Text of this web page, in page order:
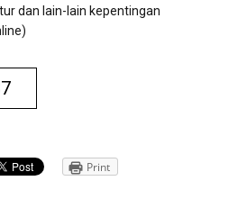
dan lain-lain kepentingan
Print